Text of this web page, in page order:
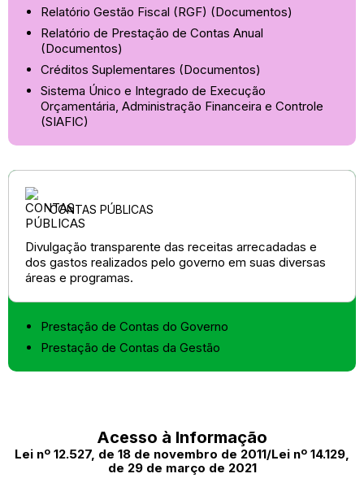
Relatório Gestão Fiscal (RGF) (Documentos)
Relatório de Prestação de Contas Anual
(Documentos)
Créditos Suplementares (Documentos)
Sistema Único e Integrado de Execução
Orçamentária, Administração Financeira e Controle
(SIAFIC)
CONTAS PÚBLICAS
Divulgação transparente das receitas arrecadadas e
dos gastos realizados pelo governo em suas diversas
áreas e programas.
Prestação de Contas do Governo
Prestação de Contas da Gestão
Acesso à Informação
Lei nº 12.527, de 18 de novembro de 2011/Lei nº 14.129,
de 29 de março de 2021